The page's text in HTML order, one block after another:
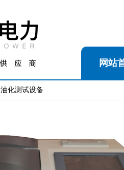
网站
油化测试设备